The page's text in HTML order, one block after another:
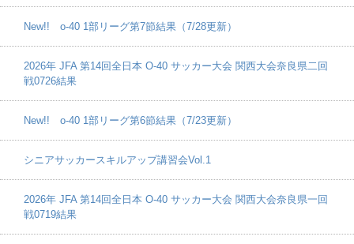
New!! o-40 1部リーグ第7節結果（7/28更新）
2026年 JFA 第14回全日本 O-40 サッカー大会 関西大会奈良県二回
戦0726結果
New!! o-40 1部リーグ第6節結果（7/23更新）
シニアサッカースキルアップ講習会Vol.1
2026年 JFA 第14回全日本 O-40 サッカー大会 関西大会奈良県一回
戦0719結果